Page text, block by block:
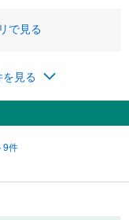
さい。
て異なります。
融機関等にご確認の
で見る
見る
9件